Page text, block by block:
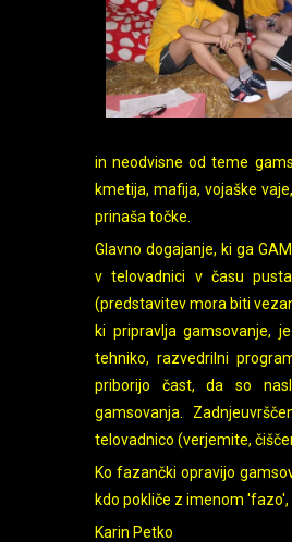
in neodvisne od teme
kmetija, mafija, vojaške
prinaša točke.
Glavno dogajanje, ki ga
v telovadnici v času
(predstavitev mora biti
ki pripravlja gamsovanje,
tehniko, razvedrilni
priborijo čast, da so
gamsovanja.
telovadnico (verjemite,
Ko fazančki opravijo
kdo pokliče z imenom 'fazo',
Karin Petko